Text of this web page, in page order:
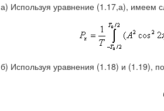
а) Используя уравнение (1.17,а), имеем
б) Используя уравнения (1.18) и (1.19),